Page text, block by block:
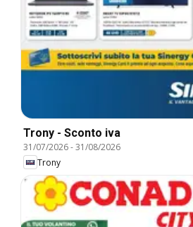
Trony - Sconto iva
31/07/2026-31/08/2026
Trony